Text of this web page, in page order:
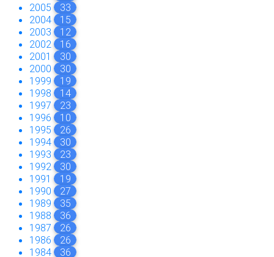
2005
33
2004
15
2003
12
2002
16
2001
30
2000
30
1999
19
1998
14
1997
23
1996
10
1995
26
1994
30
1993
23
1992
30
1991
19
1990
27
1989
35
1988
36
1987
26
1986
26
1984
36